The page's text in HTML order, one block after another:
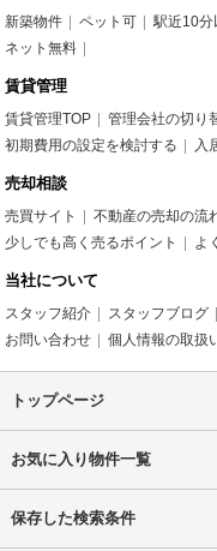
新築物件 ペット可 駅近10分
ネット無料
賃貸管理
賃貸管理TOP 管理会社の切り
初期費用の設定を検討する
入
売却相談
売買サイト 不動産の売却の流
少しでも高く売るポイント
よ
当社について
スタッフ紹介 スタッフブログ
お問い合わせ
個人情報の取扱
トップページ
お気に入り物件一覧
保存した検索条件